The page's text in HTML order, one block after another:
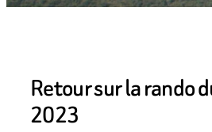
Retour sur la rando
2023